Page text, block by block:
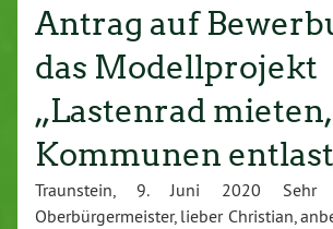
Antrag auf
das Modellprojekt
„Lastenrad mieten,
Kommunen
Traunstein, 9. Juni 2020 Sehr
Oberbürgermeister, lieber Christian,